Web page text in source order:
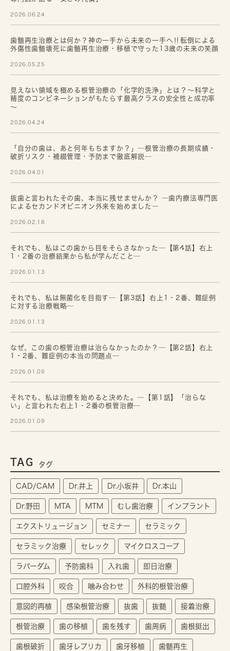
2026.06.24
歯髄再生治療とは何か？神の一手から未来の一手へ‼転倒による
外傷性歯髄壊死に歯髄再生治療・移植で守った13歳の未来の笑顔
2026.05.25
見えない領域を極める根管治療の「化学的洗浄」とは？～科学と
精度のコンビネーションがもたらす最高クラスの安全性と成功率
～
2026.04.24
「自分の歯は、あと何年もちますか？」─根管治療の長期成績・
破折リスク・補綴管理・予防まで徹底解説─
2026.04.01
抜歯と言われたその歯、本当に残せませんか？ ―歯内療法専門医
によるセカンドオピニオン外来を始めました―
2026.02.18
それでも、私はこの歯から目をそらさなかった─【第4話】右上
1・2番の治療結果から私が学んだこと─
2026.01.13
それでも、私は無菌化を目指す─【第3話】右上1・2番、難症例
に対する治療戦略─
2026.01.13
なぜ、この歯の根管治療は治らなかったのか？─【第2話】右上
1・2番、難症例の本当の問題点─
2026.01.09
それでも、私は治療を始めると決めた。─【第1話】「治らな
い」と言われた右上1・2番の根管治療─
2026.01.09
TAG タグ
CAD/CAM Dr.井上 Dr.小坂井 Dr.本山
Dr.野田 MTA MTM むし歯治療 インプラント
エクストリュージョン セミナー セラミック
セラミック治療 セレック マイクロスコープ
ラバーダム 予防歯科 入れ歯 即日治療
口腔外科 咬合 噛み合わせ 外科的根管治療
意図的再植 感染根管治療 抜歯 抜髄 接着治療
根管治療 歯の移植 歯を残す 歯周病 歯根挺出
歯根破折 歯牙レプリカ 歯牙移植 歯髄再生